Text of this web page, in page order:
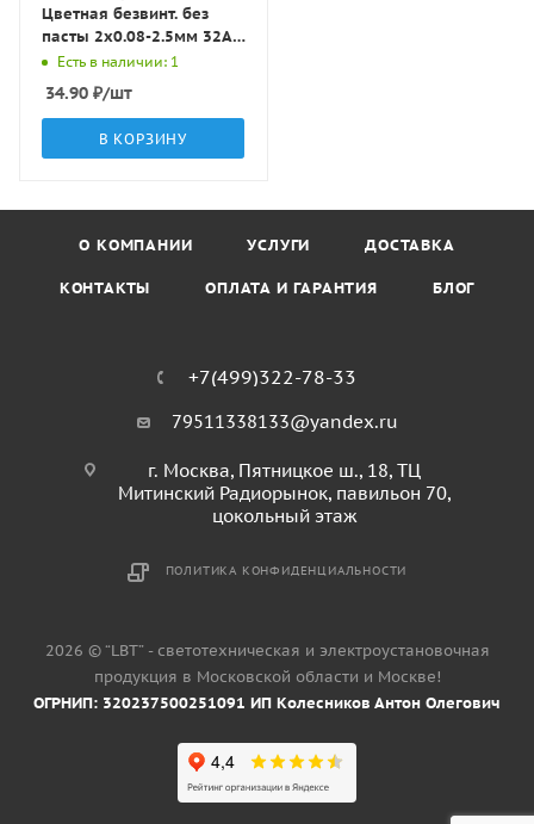
Цветная безвинт. без
пасты 2x0.08-2.5мм 32A с
рычагами DF42 LBT
Есть в наличии: 1
34.90 ₽/шт
В КОРЗИНУ
О КОМПАНИИ УСЛУГИ ДОСТАВКА
КОНТАКТЫ ОПЛАТА И ГАРАНТИЯ БЛОГ
+7(499)322-78-33
79511338133@yandex.ru
г. Москва, Пятницкое ш., 18, ТЦ
Митинский Радиорынок, павильон 70,
цокольный этаж
ПОЛИТИКА КОНФИДЕНЦИАЛЬНОСТИ
2026 © “LBT” - светотехническая и электроустановочная
продукция в Московской области и Москве!
ОГРНИП: 320237500251091 ИП Колесников Антон Олегович